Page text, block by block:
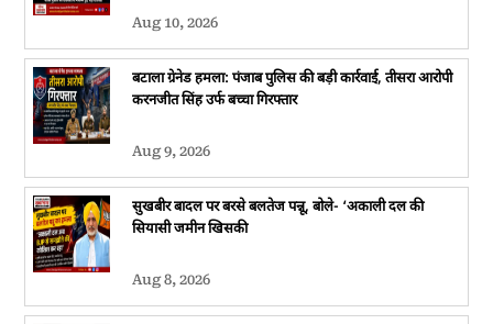
Aug 10, 2026
बटाला ग्रेनेड हमला: पंजाब पुलिस की बड़ी कार्रवाई, तीसरा आरोपी
करनजीत सिंह उर्फ बच्चा गिरफ्तार
Aug 9, 2026
सुखबीर बादल पर बरसे बलतेज पन्नू, बोले- ‘अकाली दल की
सियासी जमीन खिसकी
Aug 8, 2026